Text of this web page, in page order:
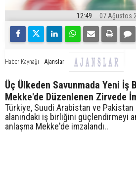
12:49 07 Ağustos
Haber Kaynağı Ajanslar
Üç Ülkeden Savunmada Yeni İş
Mekke'de Düzenlenen Zirvede
Türkiye, Suudi Arabistan ve Pakistan
alanındaki iş birliğini güçlendirmeyi
anlaşma Mekke'de imzalandı..